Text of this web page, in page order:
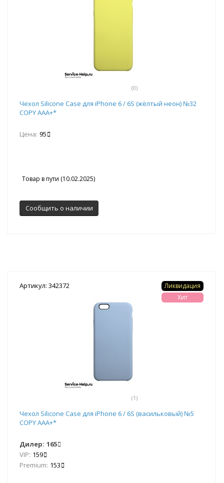
(0)
Чехол Silicone Case для iPhone 6 / 6S (жёлтый неон) №32
COPY AAA+*
Цена: 95
Товар в пути (10.02.2025)
Сообщить о наличии
Артикул: 342372
(1)
Ликвидация
Хит
Чехол Silicone Case для iPhone 6 / 6S (васильковый) №5
COPY AAA+*
Дилер: 165
VIP: 159
Premium: 153